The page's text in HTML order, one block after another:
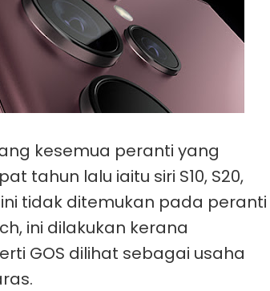
kesemua peranti yang
tahun lalu iaitu siri S10, S20,
ini tidak ditemukan pada peranti
ini dilakukan kerana
GOS dilihat sebagai usaha